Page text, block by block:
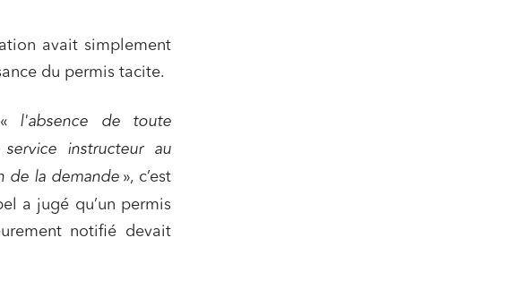
avait simplement
du permis tacite.
l'absence de toute
instructeur au
de la demande», c’est
a jugé qu’un permis
notifié devait